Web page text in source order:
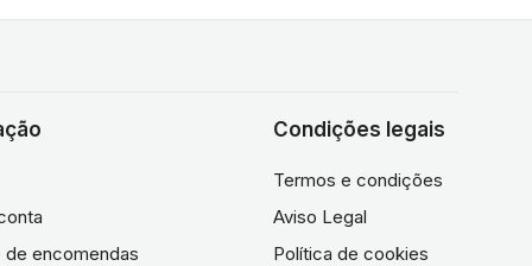
de encomendas
Condições legais
Termos e condições
Aviso Legal
Política de cookies